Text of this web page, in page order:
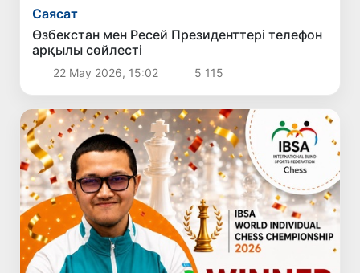
Саясат
Өзбекстан мен Ресей Президенттері телефон
арқылы сөйлесті
22 Мау 2026, 15:02 5 115